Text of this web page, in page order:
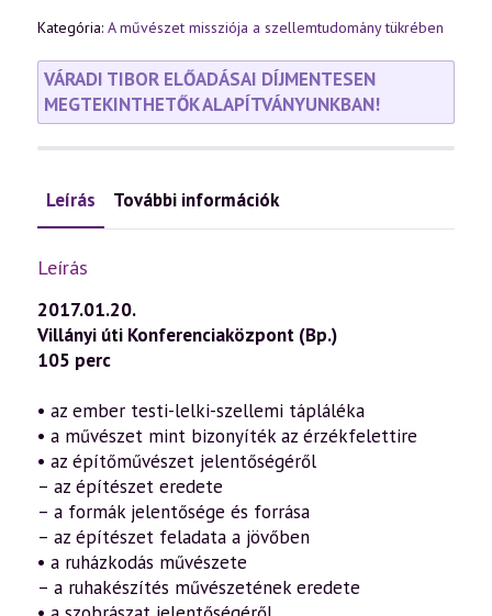
Kategória: A művészet missziója a szellemtudomány tükrében
VÁRADI TIBOR ELŐADÁSAI DÍJMENTESEN
MEGTEKINTHETŐK ALAPÍTVÁNYUNKBAN!
Leírás További információk
Leírás
2017.01.20.
Villányi úti Konferenciaközpont (Bp.)
105 perc
• az ember testi-lelki-szellemi tápláléka
• a művészet mint bizonyíték az érzékfelettire
• az építőművészet jelentőségéről
– az építészet eredete
– a formák jelentősége és forrása
– az építészet feladata a jövőben
• a ruházkodás művészete
– a ruhakészítés művészetének eredete